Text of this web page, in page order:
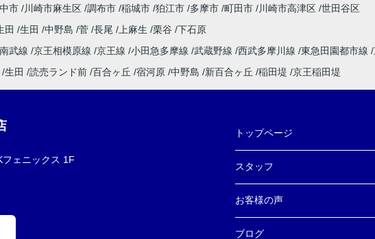
市 川崎市麻生区 調布市 稲城市 狛江市 多摩市 町田市 川崎市高津区 世田谷区
田 生田 中野島 菅 長尾 上麻生 栗谷 下石原
南武線 京王相模原線 京王線 小田急多摩線 武蔵野線 西武多摩川線 東急田園都市線
生田 読売ランド前 百合ヶ丘 宿河原 中野島 新百合ヶ丘 稲田堤 京王稲田堤
ェニックス 1F
トップページ
スタッフ
お客様の声
ブログ